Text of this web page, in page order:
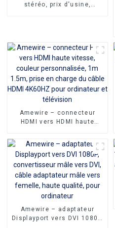
stéréo, prix d'usine,
Amewire – connecteur
HDMI vers HDMI haute
personnalisée, 1m 1.5m,
prise en charge du câble
HDMI 4K60HZ pour
ordinateur et télévision
Amewire – adaptateur
Displayport vers DVI 1080P,